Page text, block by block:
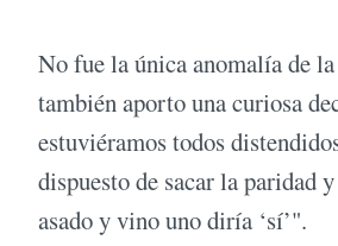
No fue la única anomalía de
también aporto una curiosa
estuviéramos todos
dispuesto de sacar la paridad
asado y vino uno diría ‘sí’".